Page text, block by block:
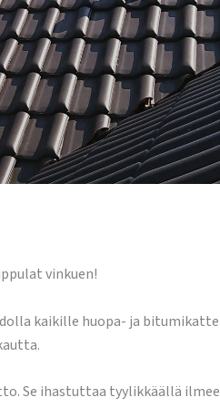
vinkuen!
kaikille huopa- ja
Se ihastuttaa tyylikkäällä